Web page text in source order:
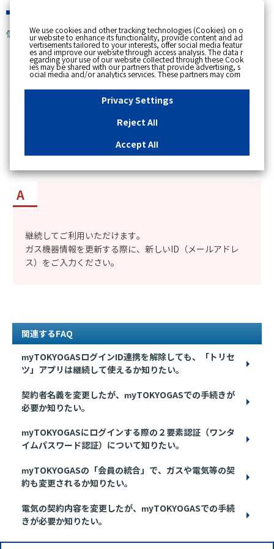
個人のお客さま
[ トップへ戻る ]
カテゴリー表示
更新日時 : 2018/03/20 16:51
「トリセツ」アプリを使用しているが、myTOK
YOGASのID（メールアドレス）を変更したらど
うなるのか知りたい。
継続してご利用いただけます。
ガス機器情報を更新する際に、新しいID（メールアドレ
ス）をご入力ください。
関連するFAQ
myTOKYOGASログインID連携を解除しても、「トリセ
ツ」アプリは継続して使えるか知りたい。
契約者名義を変更したが、myTOKYOGASでの手続きが
必要か知りたい。
myTOKYOGASにログインする際の２要素認証（ワンタ
イムパスワード認証）について知りたい。
myTOKYOGASの「会員の統合」で、ガスや電気等の契
約も変更されるか知りたい。
電気の契約内容を変更したが、myTOKYOGASでの手続
きが必要か知りたい。
We use cookies and other tracking technologies (Cookies) on o
ur website to enhance its functionality, provide content and ad
vertisements tailored to your interests, offer social media featur
es and improve our website through access analysis. The data r
egarding your use of our website collected through these Cook
ies may be shared with our partners that provide advertising, s
ocial media and/or analytics services. These partners may com
bine the data shared by us with other data that you have provi
ded to them or that they have collected from your use of their s
ervices or other websites to analyse and optimise advertisemen
ts delivered to you by businesses other than us on the internet.
essary Cookies, please click "Reject All". If you agree to the use
of all Cookies, please click "Accept All". To select your preferen
u can change your consent or rejection settings at any time by c
"Privacy Settings"button on this banner or through y
our browser's "Settings". For more information regarding the pr
site, please refer to the link below.Cookies DetailsPrivacy Polic
y
Privacy Settings
Reject All
Accept All